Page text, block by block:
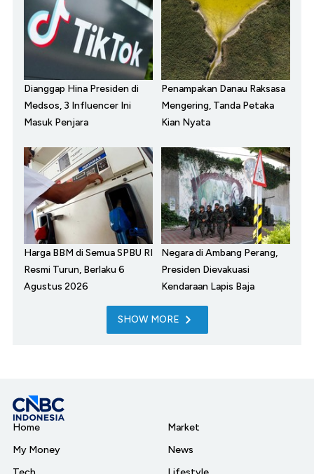
Dianggap Hina Presiden di
Medsos, 3 Influencer Ini
Masuk Penjara
Penampakan Danau Raksasa
Mengering, Tanda Petaka
Kian Nyata
Harga BBM di Semua SPBU RI
Resmi Turun, Berlaku 6
Agustus 2026
Negara di Ambang Perang,
Presiden Dievakuasi
Kendaraan Lapis Baja
SHOW MORE
Home
My Money
Market
News